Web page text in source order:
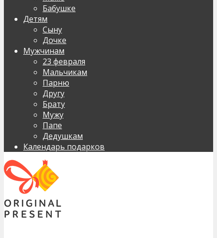
Бабушке
Детям
Сыну
Дочке
Мужчинам
23 февраля
Мальчикам
Парню
Другу
Брату
Мужу
Папе
Дедушкам
Календарь подарков